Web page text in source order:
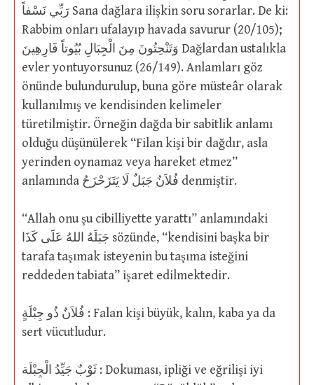
رَبِّي نَسْفاً Sana dağlara ilişkin soru sorarlar. De ki:
Rabbim onları ufalayıp havada savurur (20/105);
وَتَنْحِتُونَ مِنَ الْجِبَالِ بُيُوتاً فَارِهِينَ Dağlardan ustalıkla
evler yontuyorsunuz (26/149). Anlamları göz
önünde bulundurulup, buna göre müsteâr olarak
kullanılmış ve kendisinden kelimeler
türetilmiştir. Örneğin dağda bir sabitlik anlamı
olduğu düşünülerek “Filan kişi bir dağdır, asla
yerinden oynamaz veya hareket etmez”
anlamında فُلاَنٌ جَبَلٌ لَا يَتَزَحْزَحُ denmiştir.
“Allah onu şu cibilliyette yarattı” anlamındaki
جَبَلَهُ اللهُ عَلََى كَذَا sözünde, “kendisini başka bir
tarafa taşımak isteyenin bu taşıma isteğini
reddeden tabiata” işaret edilmektedir.
فُلاَنٌ ذُو جِبْلَةٍ : Falan kişi büyük, kalın, kaba ya da
sert vücutludur.
ثَوْبٌ جَيِّدُ الْجِبْلَة : Dokuması, ipliği ve eğrilişi iyi